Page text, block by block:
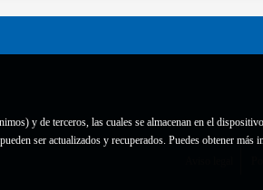
y de terceros, las cuales se almacenan en el
ser actualizados y recuperados. Puedes obtener más